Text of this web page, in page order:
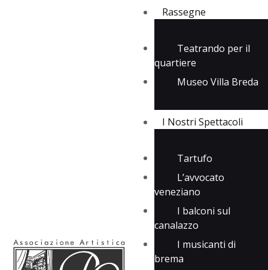
Rassegne
Teatrando per il
quartiere
Museo Villa Breda
I Nostri Spettacoli
Tartufo
L’avvocato
veneziano
I balconi sul
canalazzo
I musicanti di
brema
I Nostri Spettacoli